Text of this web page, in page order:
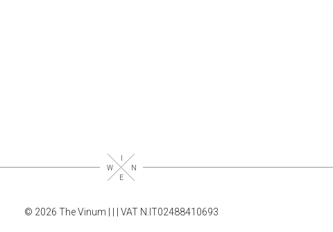
© 2026 The Vinum | | VAT N.IT02488410693